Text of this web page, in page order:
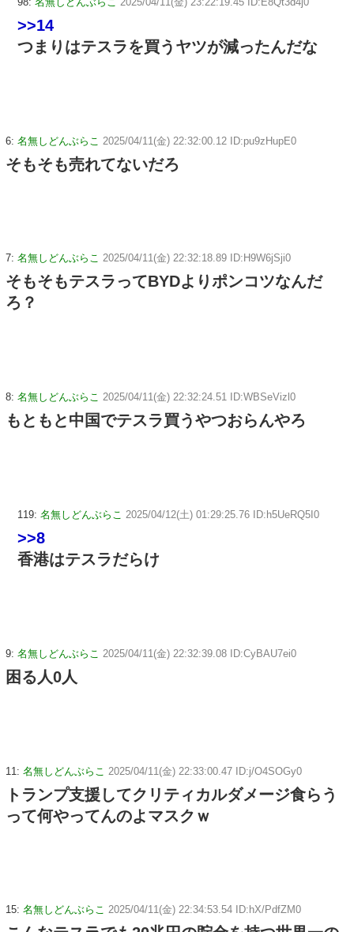
>>14
つまりはテスラを買うヤツが減ったんだな
6: 名無しどんぶらこ 2025/04/11(金) 22:32:00.12 ID:pu9zHupE0
そもそも売れてないだろ
7: 名無しどんぶらこ 2025/04/11(金) 22:32:18.89 ID:H9W6jSji0
そもそもテスラってBYDよりポンコツなんだ
ろ？
8: 名無しどんぶらこ 2025/04/11(金) 22:32:24.51 ID:WBSeVizl0
もともと中国でテスラ買うやつおらんやろ
119: 名無しどんぶらこ 2025/04/12(土) 01:29:25.76 ID:h5UeRQ5I0
>>8
香港はテスラだらけ
9: 名無しどんぶらこ 2025/04/11(金) 22:32:39.08 ID:CyBAU7ei0
困る人0人
11: 名無しどんぶらこ 2025/04/11(金) 22:33:00.47 ID:j/O4SOGy0
トランプ支援してクリティカルダメージ食らう
って何やってんのよマスクｗ
15: 名無しどんぶらこ 2025/04/11(金) 22:34:53.54 ID:hX/PdfZM0